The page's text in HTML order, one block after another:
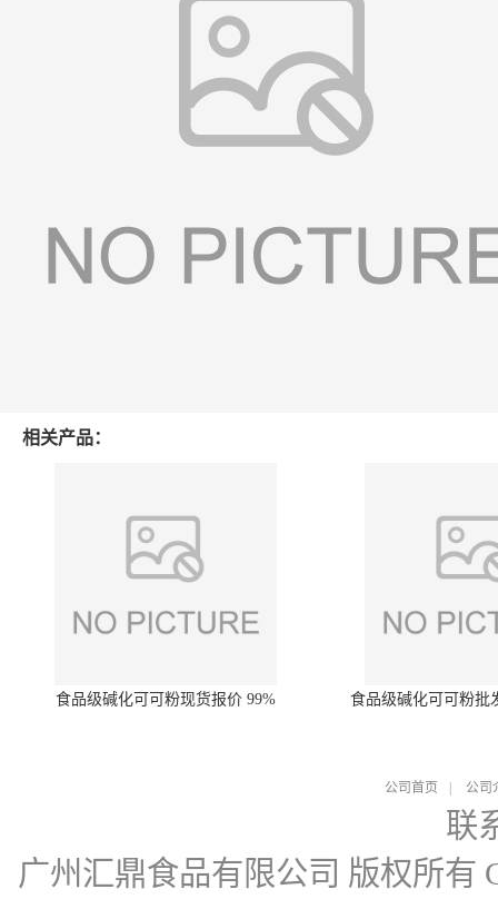
相关产品：
食品级碱化可可粉现货报价 99% 食品级碱化可可粉批
公司首页 公司
联
广州汇鼎食品有限公司 版权所有